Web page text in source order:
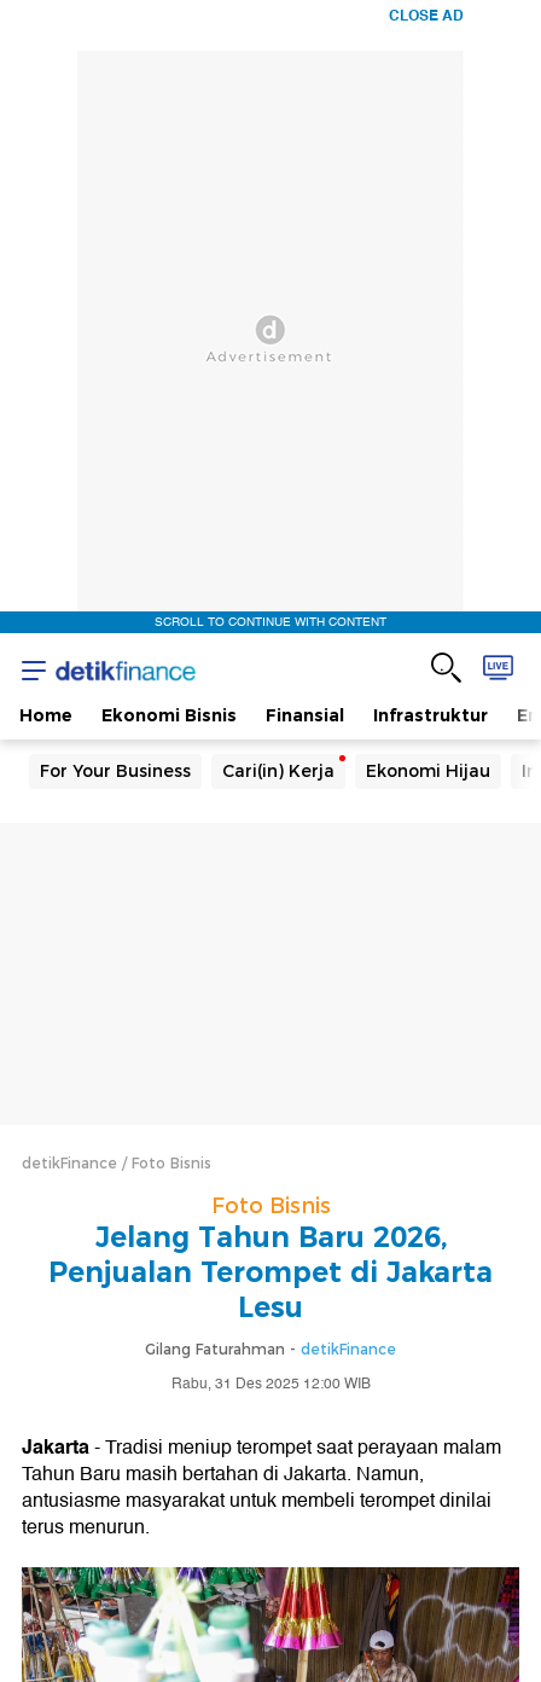
CLOSE AD
SCROLL TO CONTINUE WITH CONTENT
Home Ekonomi Bisnis Finansial Infrastruktur
For Your Business Cari(in) Kerja Ekonomi Hijau
detikFinance Foto Bisnis
Foto Bisnis
Jelang Tahun Baru 2026,
Penjualan Terompet di Jakarta
Lesu
Gilang Faturahman - detikFinance
Rabu, 31 Des 2025 12:00 WIB
Jakarta- Tradisi meniup terompet saat perayaan malam
Tahun Baru masih bertahan di Jakarta. Namun,
antusiasme masyarakat untuk membeli terompet dinilai
terus menurun.